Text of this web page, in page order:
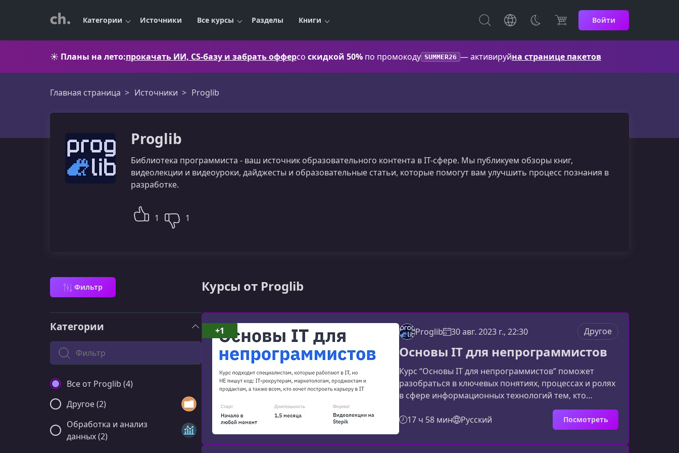
Категории Источники Все курсы Разделы Книги Войти
☀️ Планы на лето:прокачать ИИ, CS-базу и забрать офферсо скидкой 50% по промокоду SUMMER26 — активируйна странице пакетов
Главная страница Источники Proglib
Proglib
Библиотека программиста - ваш источник образовательного контента в IT-сфере. Мы публикуем обзоры книг,
видеолекции и видеоуроки, дайджесты и образовательные статьи, которые помогут вам улучшить процесс познания в
разработке.
1 1
Фильтр Курсы от Proglib
Категории
Поиск по категории
Все от Proglib (4)
Другое (2)
Обработка и анализ
данных (2)
Proglib 30 авг. 2023 г., 22:30 Другое
Основы IT для непрограммистов
Курс “Основы IT для непрограммистов” поможет
разобраться в ключевых понятиях, процессах и ролях
в сфере информационных технологий тем, кто
работает рядом с разработкой, но не пишет код. Если
вы хотите уверенно понимать речь IT‑специалистов,
ориентироваться в современных технологиях и
эффективнее выполнять свои задачи — этот курс
17 ч 58 мин Русский Посмотреть
+1